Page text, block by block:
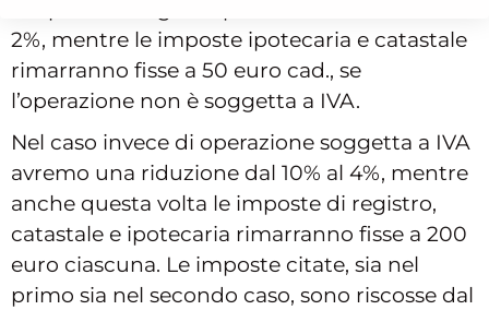
2%, mentre le imposte ipotecaria e catastale
rimarranno fisse a 50 euro cad., se
l’operazione non è soggetta a IVA.
Nel caso invece di operazione soggetta a IVA
avremo una riduzione dal 10% al 4%, mentre
anche questa volta le imposte di registro,
catastale e ipotecaria rimarranno fisse a 200
euro ciascuna. Le imposte citate, sia nel
primo sia nel secondo caso, sono riscosse dal